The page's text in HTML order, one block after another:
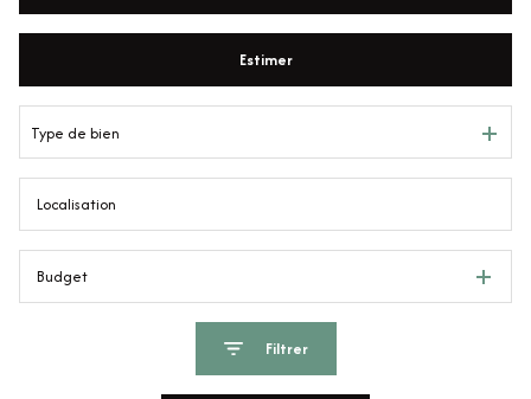
De l'immo pro
De l'immo pro
Estimer
Type de bien
Budget
Filtrer